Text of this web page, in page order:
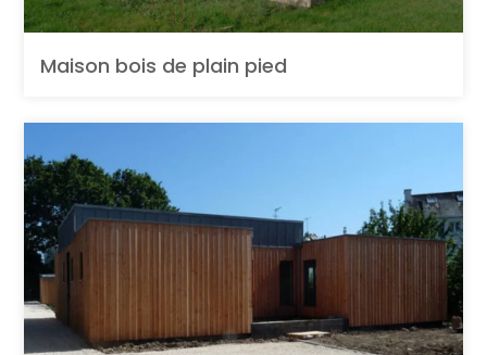
Maison bois de plain pied